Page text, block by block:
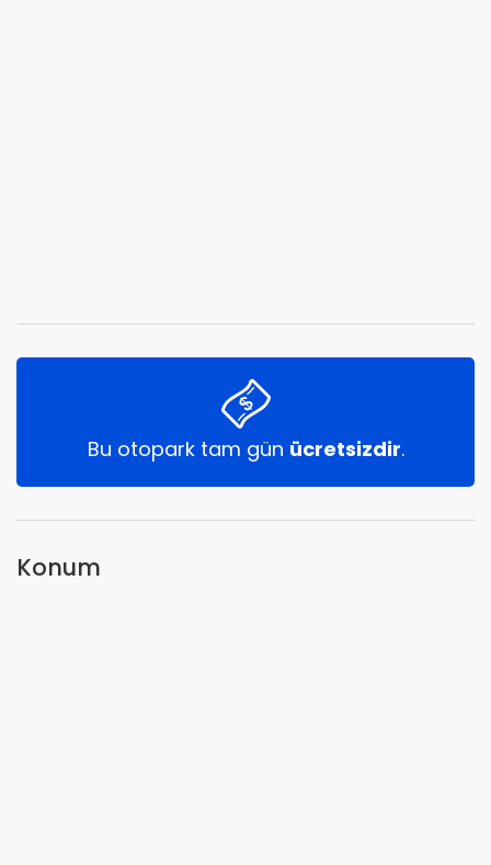
Bu otopark tam gün ücretsizdir.
Konum